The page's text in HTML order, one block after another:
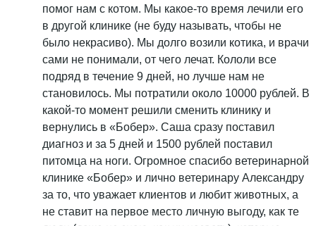
помог нам с котом. Мы какое-то время лечили его
в другой клинике (не буду называть, чтобы не
было некрасиво). Мы долго возили котика, и врачи
сами не понимали, от чего лечат. Кололи все
подряд в течение 9 дней, но лучше нам не
становилось. Мы потратили около 10000 рублей. В
какой-то момент решили сменить клинику и
вернулись в «Бобер». Саша сразу поставил
диагноз и за 5 дней и 1500 рублей поставил
питомца на ноги. Огромное спасибо ветеринарной
клинике «Бобер» и лично ветеринару Александру
за то, что уважает клиентов и любит животных, а
не ставит на первое место личную выгоду, как те